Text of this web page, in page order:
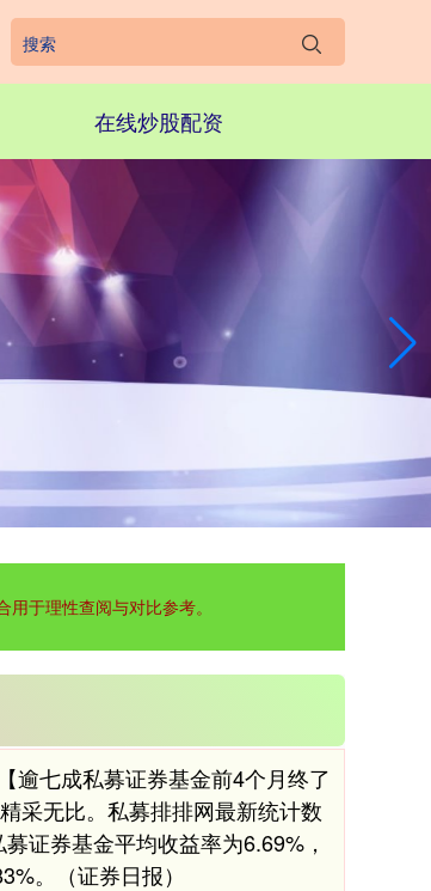
在线炒股配资
于理性查阅与对比参考。
逾七成私募证券基金前4个月终了
采无比。私募排排网最新统计数
证券基金平均收益率为6.69%，
。（证券日报）